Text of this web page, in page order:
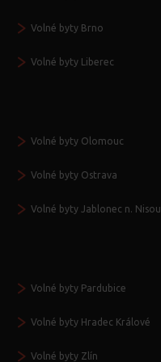
Volné byty Brno
Volné byty Liberec
Volné byty Olomouc
Volné byty Ostrava
Volné byty Jablonec n. Nisou
Volné byty Pardubice
Volné byty Hradec Králové
Volné byty Zlín